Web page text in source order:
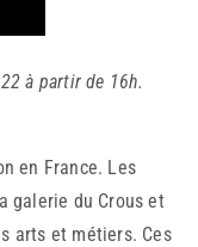
à partir de 16h.
en France. Les
galerie du Crous et
arts et métiers. Ces